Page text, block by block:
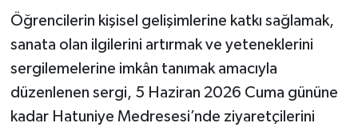
Öğrencilerin kişisel gelişimlerine katkı sağlamak,
sanata olan ilgilerini artırmak ve yeteneklerini
sergilemelerine imkân tanımak amacıyla
düzenlenen sergi, 5 Haziran 2026 Cuma gününe
kadar Hatuniye Medresesi’nde ziyaretçilerini